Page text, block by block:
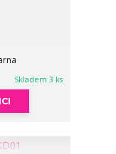
Skladem 3 ks